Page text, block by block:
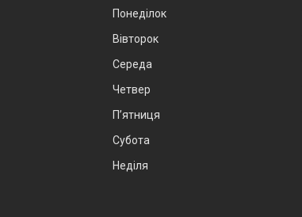
Понеділок
Вівторок
Середа
Четвер
Пʼятниця
Субота
Неділя